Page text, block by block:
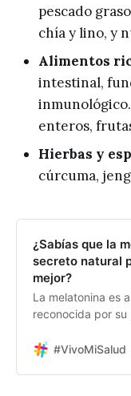
pescado
chía y lino, y
Alimentos
intestinal,
enteros,
Hierbas y
cúrcuma,
¿Sabías que la
secreto natural
mejor?
La melatonina es
reconocida por su
Sin embargo, esta
#VivoMiSalud